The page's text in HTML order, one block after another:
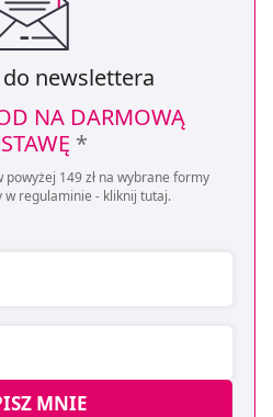
do newslettera
NA DARMOWĄ
*
149 zł na wybrane formy
w regulaminie - kliknij tutaj.
MNIE